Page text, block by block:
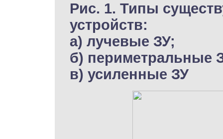
Рис. 1. Типы
устройств:
а) лучевые ЗУ;
б) периметральные
в) усиленные ЗУ